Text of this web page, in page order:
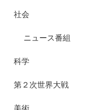
社会
ニュース番組
科学
第２次世界大戦
美術